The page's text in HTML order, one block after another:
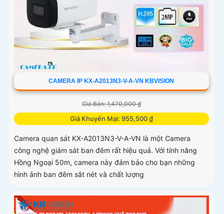
CAMERA IP KX-A2013N3-V-A-VN KBVISION
Giá Bán: 1,470,000 ₫
Giá Khuyến Mại: 955,500 ₫
Camera quan sát KX-A2013N3-V-A-VN là một Camera
công nghệ giám sát ban đêm rất hiệu quả. Với tính năng
Hồng Ngoại 50m, camera này đảm bảo cho bạn những
hình ảnh ban đêm sắt nét và chất lượng